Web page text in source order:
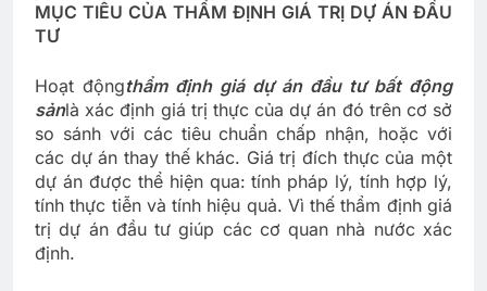
MỤC TIÊU CỦA THẨM ĐỊNH GIÁ TRỊ DỰ ÁN ĐẦU
TƯ
Hoạt độngthẩm định giá dự án đầu tư bất động
sảnlà xác định giá trị thực của dự án đó trên cơ sở
so sánh với các tiêu chuẩn chấp nhận, hoặc với
các dự án thay thế khác. Giá trị đích thực của một
dự án được thể hiện qua: tính pháp lý, tính hợp lý,
tính thực tiễn và tính hiệu quả. Vì thế thẩm định giá
trị dự án đầu tư giúp các cơ quan nhà nước xác
định.